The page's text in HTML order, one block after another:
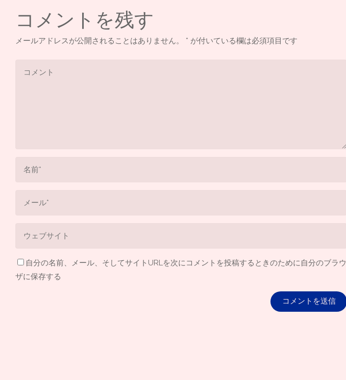
コメントを残す
メールアドレスが公開されることはありません。 * が付いている欄は必須項目です
自分の名前、メール、そしてサイトURLを次にコメントを投稿するときのために自分のブラウ
ザに保存する